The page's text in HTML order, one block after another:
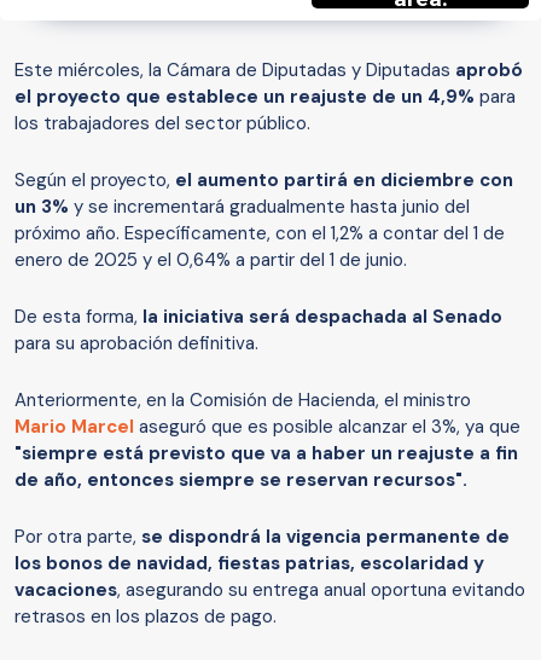
Este miércoles, la Cámara de Diputadas y Diputadas aprobó
el proyecto que establece un reajuste de un 4,9% para
los trabajadores del sector público.
Según el proyecto, el aumento partirá en diciembre con
un 3% y se incrementará gradualmente hasta junio del
próximo año. Específicamente, con el 1,2% a contar del 1 de
enero de 2025 y el 0,64% a partir del 1 de junio.
De esta forma, la iniciativa será despachada al Senado
para su aprobación definitiva.
Anteriormente, en la Comisión de Hacienda, el ministro
Mario Marcel aseguró que es posible alcanzar el 3%, ya que
"siempre está previsto que va a haber un reajuste a fin
de año, entonces siempre se reservan recursos".
Por otra parte, se dispondrá la vigencia permanente de
los bonos de navidad, fiestas patrias, escolaridad y
vacaciones, asegurando su entrega anual oportuna evitando
retrasos en los plazos de pago.